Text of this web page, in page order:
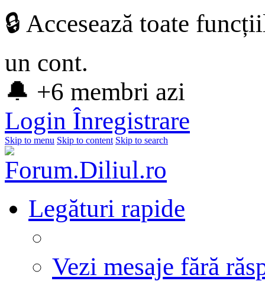
🔒 Accesează toate
un cont.
🔔 +6 membri azi
Login Înregistrare
Skip to menu Skip to content Skip to search
Legături rapide
Vezi mesaje fără